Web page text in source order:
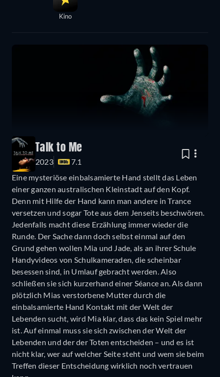
Kino
Talk to Me
2023
7.1
Eine mysteriöse einbalsamierte Hand stellt das Leben
einer ganzen australischen Kleinstadt auf den Kopf.
Denn mit Hilfe der Hand kann man andere in Trance
versetzen und sogar Tote aus dem Jenseits beschwören.
Jedenfalls macht diese Erzählung immer wieder die
Runde. Der Sache dann doch selbst einmal auf den
Grund gehen wollen Mia und Jade, als an ihrer Schule
Handyvideos von Schulkameraden, die scheinbar
besessen sind, in Umlauf gebracht werden. Also
schließen sie sich kurzerhand einer Séance an. Als dann
plötzlich Mias verstorbene Mutter durch die
einbalsamierte Hand Kontakt mit der Welt der
Lebenden sucht, wird Mia klar, dass das kein Spiel mehr
ist. Auf einmal muss sie sich zwischen der Welt der
Lebenden und der der Toten entscheiden – und es ist
nicht klar, wer auf welcher Seite steht und wem sie beim
Treffen dieser Entscheidung wirklich noch vertrauen